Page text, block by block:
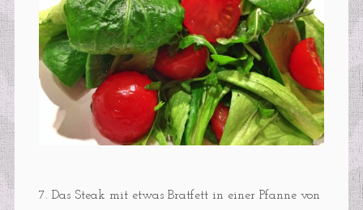
7. Das Steak mit etwas Bratfett in einer Pfanne von